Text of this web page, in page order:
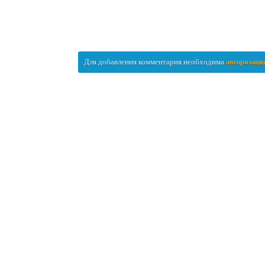
Для добавления комментария необходима